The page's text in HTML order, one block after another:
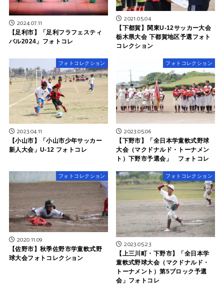
2024.07.11
【足利市】「足利フラフェスティ
バル2024」フォトコレ
2021.05.04
【下都賀】関東U-12サッカー大会
栃木県大会 下都賀地区予選フォト
コレクション
フォトコレクション
2023.04.11
【小山市】「小山市少年サッカー
新人大会」U-12 フォトコレ
フォトコレクション
2023.05.06
【下野市】「全日本学童軟式野球
大会（マクドナルド・トーナメン
ト）下野市予選会」 フォトコレ
フォトコレクション
2020.11.09
【佐野市】秋季佐野市学童軟式野
球大会フォトコレクション
フォトコレクション
2023.05.23
【上三川町・下野市】「全日本学
童軟式野球大会（マクドナルド・
トーナメント）第5ブロック予選
会」フォトコレ